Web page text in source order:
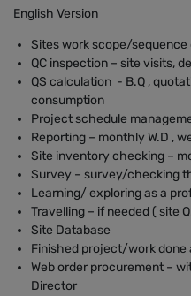
English Version
Sites work scope/
QC inspection – site visits,
QS calculation - B.Q ,
consumption
Project schedule
Reporting – monthly W.D ,
Site inventory checking –
Survey – survey/checking
Learning/ exploring as a
Travelling – if needed ( site
Site Database
Finished project/work done
Web order procurement –
Director